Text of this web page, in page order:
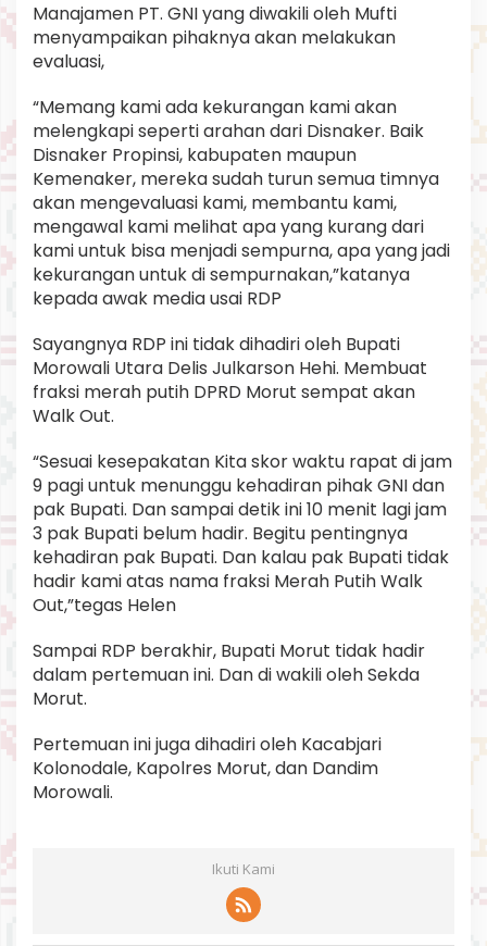
Manajamen PT. GNI yang diwakili oleh Mufti
menyampaikan pihaknya akan melakukan
evaluasi,
“Memang kami ada kekurangan kami akan
melengkapi seperti arahan dari Disnaker. Baik
Disnaker Propinsi, kabupaten maupun
Kemenaker, mereka sudah turun semua timnya
akan mengevaluasi kami, membantu kami,
mengawal kami melihat apa yang kurang dari
kami untuk bisa menjadi sempurna, apa yang jadi
kekurangan untuk di sempurnakan,”katanya
kepada awak media usai RDP
Sayangnya RDP ini tidak dihadiri oleh Bupati
Morowali Utara Delis Julkarson Hehi. Membuat
fraksi merah putih DPRD Morut sempat akan
Walk Out.
“Sesuai kesepakatan Kita skor waktu rapat di jam
9 pagi untuk menunggu kehadiran pihak GNI dan
pak Bupati. Dan sampai detik ini 10 menit lagi jam
3 pak Bupati belum hadir. Begitu pentingnya
kehadiran pak Bupati. Dan kalau pak Bupati tidak
hadir kami atas nama fraksi Merah Putih Walk
Out,”tegas Helen
Sampai RDP berakhir, Bupati Morut tidak hadir
dalam pertemuan ini. Dan di wakili oleh Sekda
Morut.
Pertemuan ini juga dihadiri oleh Kacabjari
Kolonodale, Kapolres Morut, dan Dandim
Morowali.
Ikuti Kami